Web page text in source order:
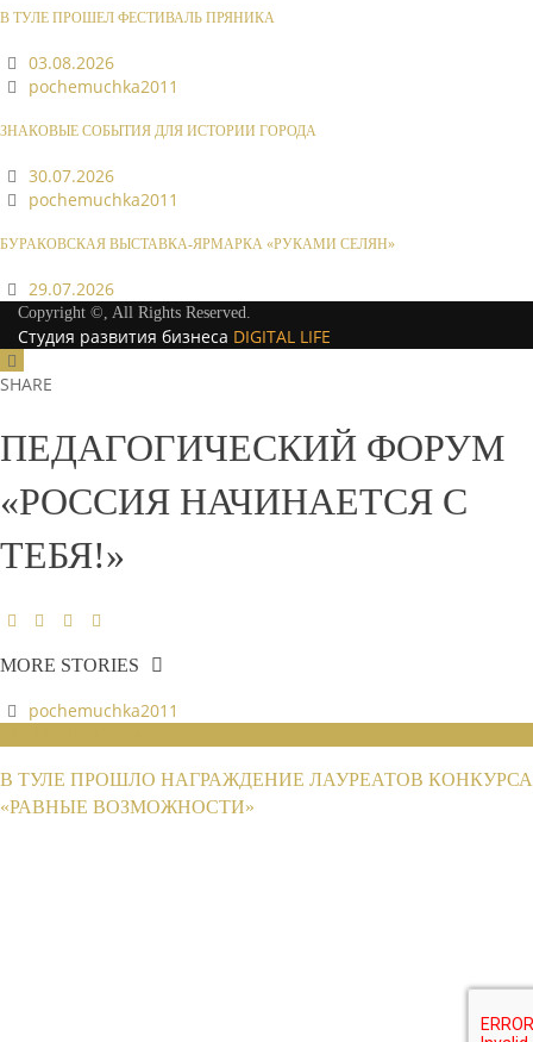
В ТУЛЕ ПРОШЕЛ ФЕСТИВАЛЬ ПРЯНИКА
03.08.2026
pochemuchka2011
ЗНАКОВЫЕ СОБЫТИЯ ДЛЯ ИСТОРИИ ГОРОДА
30.07.2026
pochemuchka2011
БУРАКОВСКАЯ ВЫСТАВКА-ЯРМАРКА «РУКАМИ СЕЛЯН»
29.07.2026
Copyright ©, All Rights Reserved.
Студия развития бизнеса DIGITAL LIFE
SHARE
ПЕДАГОГИЧЕСКИЙ ФОРУМ
«РОССИЯ НАЧИНАЕТСЯ С
ТЕБЯ!»
MORE STORIES
pochemuchka2011
В ТУЛЕ ПРОШЛО НАГРАЖДЕНИЕ ЛАУРЕАТОВ КОНКУРСА
«РАВНЫЕ ВОЗМОЖНОСТИ»